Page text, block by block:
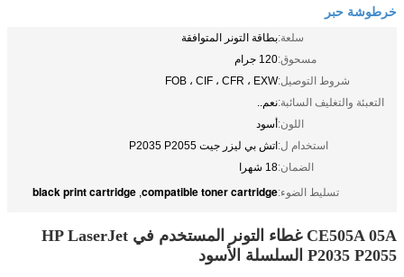
خرطوشة حبر
سلعة:بطاقة التونر المتوافقة
مسحوق:120 جرام
شروط التوصيل:FOB ، CIF ، CFR ، EXW
التعبئة والتغليف السائبة:نعم..
اللون:أسود
استخدام ل:اتش بي ليزر جيت P2035 P2055
الضمان:18 شهرا
تسليط الضوء:compatible toner cartridge
,
black print cartridge
CE505A 05A غطاء التونر المستخدم في HP LaserJet
P2035 P2055 السلسلة الأسود